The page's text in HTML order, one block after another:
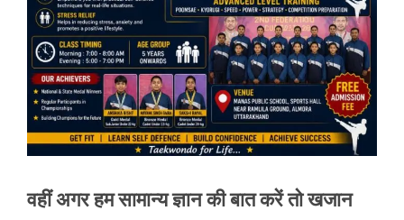
वहीं अगर हम सामान्य ज्ञान की बात करें तो खजान